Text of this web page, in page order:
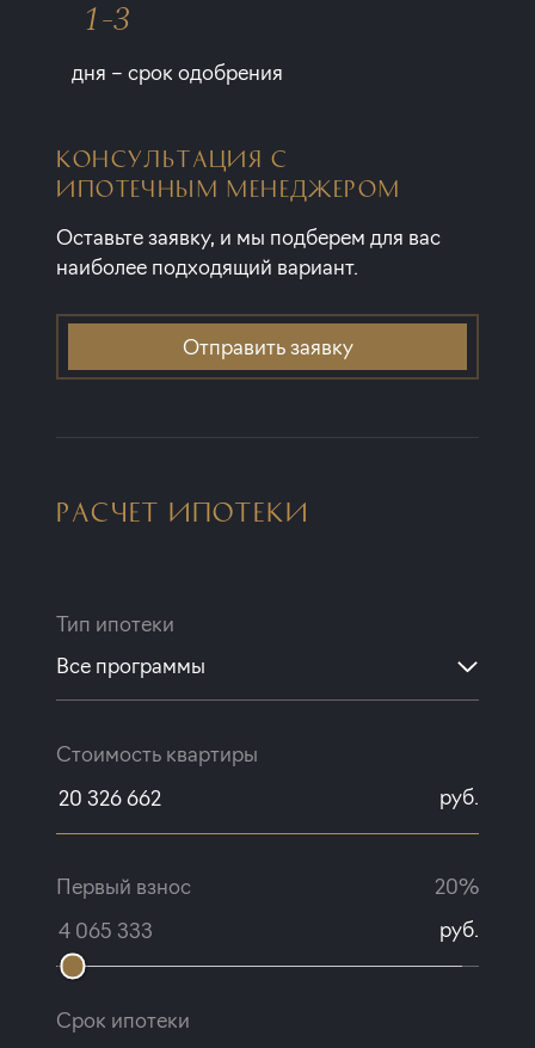
1-3
дня – срок одобрения
КОНСУЛЬТАЦИЯ С
ИПОТЕЧНЫМ МЕНЕДЖЕРОМ
Оставьте заявку, и мы подберем для вас
наиболее подходящий вариант.
Отправить заявку
РАСЧЕТ ИПОТЕКИ
Тип ипотеки
Все программы
Стоимость квартиры
руб.
Первый взнос
20%
руб.
Срок ипотеки